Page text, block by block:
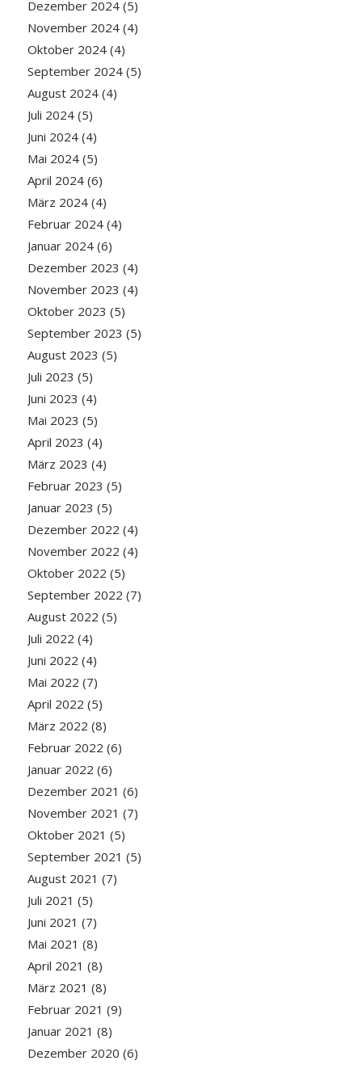
Dezember 2024(5)
November 2024(4)
Oktober 2024(4)
September 2024(5)
August 2024(4)
Juli 2024(5)
Juni 2024(4)
Mai 2024(5)
April 2024(6)
März 2024(4)
Februar 2024(4)
Januar 2024(6)
Dezember 2023 (4)
November 2023 (4)
Oktober 2023 (5)
September 2023 (5)
August 2023 (5)
Juli 2023 (5)
Juni 2023 (4)
Mai 2023 (5)
April 2023 (4)
März 2023 (4)
Februar 2023 (5)
Januar 2023 (5)
Dezember 2022 (4)
November 2022 (4)
Oktober 2022 (5)
September 2022 (7)
August 2022 (5)
Juli 2022 (4)
Juni 2022 (4)
Mai 2022 (7)
April 2022 (5)
März 2022 (8)
Februar 2022 (6)
Januar 2022 (6)
Dezember 2021 (6)
November 2021 (7)
Oktober 2021 (5)
September 2021 (5)
August 2021 (7)
Juli 2021 (5)
Juni 2021 (7)
Mai 2021 (8)
April 2021 (8)
März 2021 (8)
Februar 2021 (9)
Januar 2021 (8)
Dezember 2020 (6)